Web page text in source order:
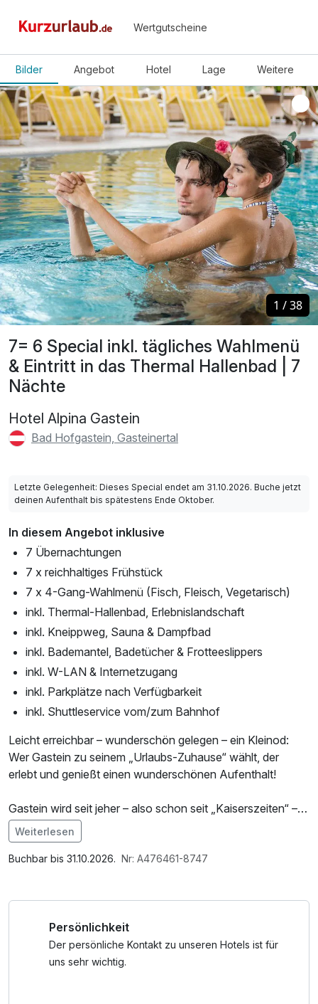
Wertgutscheine
Bilder Angebot Hotel Lage Weitere
7= 6 Special inkl. tägliches Wahlmenü
& Eintritt in das Thermal Hallenbad | 7
Nächte
Hotel Alpina Gastein
Bad Hofgastein, Gasteinertal
1 /38
1 /38
Letzte Gelegenheit: Dieses Special endet am 31.10.2026. Buche jetzt
deinen Aufenthalt bis spätestens Ende Oktober.
In diesem Angebot inklusive
7 Übernachtungen
7 x reichhaltiges Frühstück
7 x 4-Gang-Wahlmenü (Fisch, Fleisch, Vegetarisch)
inkl. Thermal-Hallenbad, Erlebnislandschaft
inkl. Kneippweg, Sauna & Dampfbad
inkl. Bademantel, Badetücher & Frotteeslippers
inkl. W-LAN & Internetzugang
inkl. Parkplätze nach Verfügbarkeit
inkl. Shuttleservice vom/zum Bahnhof
Leicht erreichbar – wunderschön gelegen – ein Kleinod:
Wer Gastein zu seinem „Urlaubs-Zuhause“ wählt, der
erlebt und genießt einen wunderschönen Aufenthalt!
Gastein wird seit jeher – also schon seit „Kaiserszeiten“ –
eng mit Gesundheit in Verbindung gebracht. Bereits seit
Jahrhunderten wird das „flüssige Gold der Hohen Tauern“,
wie Gasteiner ihr Thermalwasser nennen, erfolgreich als
sondern für eine Vielzahl Aktivitäten und Möglichkeiten im
Sommer & Winter.
Weiterlesen
Buchbar bis 31.10.2026. Nr: A476461-8747
Persönlichkeit
Der persönliche Kontakt zu unseren Hotels ist für
uns sehr wichtig.